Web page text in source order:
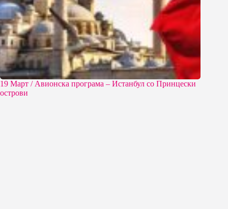
19 Март / Aвионска програма – Истанбул со Принцески
острови